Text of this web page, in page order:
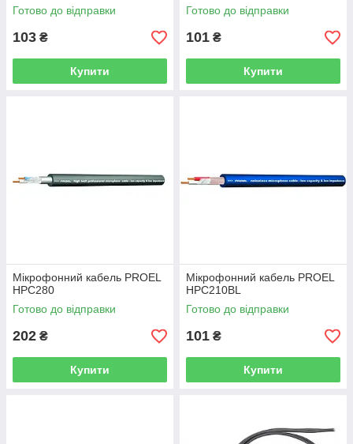
Готово до відправки
103 ₴
Купити
Готово до відправки
101 ₴
Купити
Мікрофонний кабель PROEL
HPC280
Готово до відправки
202 ₴
Купити
Мікрофонний кабель PROEL
HPC210BL
Готово до відправки
101 ₴
Купити